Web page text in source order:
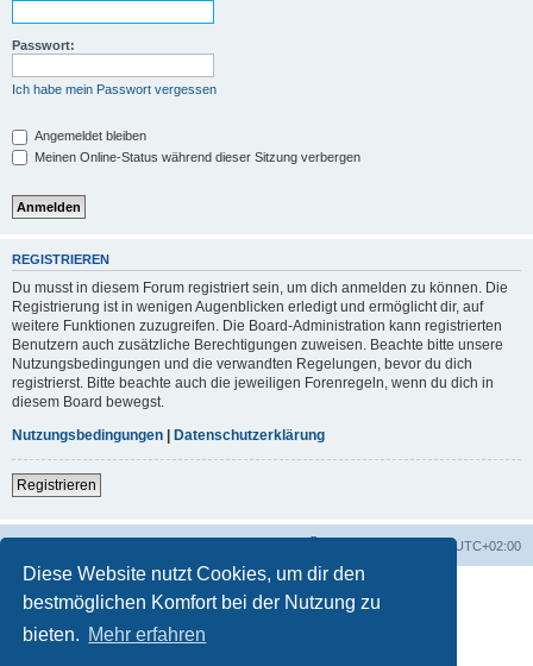
Diese Website nutzt Cookies, um dir den
bestmöglichen Komfort bei der Nutzung zu
bieten. Mehr erfahren
Passwort:
Ich habe mein Passwort vergessen
Angemeldet bleiben
Meinen Online-Status während dieser Sitzung verbergen
REGISTRIEREN
Du musst in diesem Forum registriert sein, um dich anmelden zu können. Die
Registrierung ist in wenigen Augenblicken erledigt und ermöglicht dir, auf
weitere Funktionen zuzugreifen. Die Board-Administration kann registrierten
Benutzern auch zusätzliche Berechtigungen zuweisen. Beachte bitte unsere
Nutzungsbedingungen und die verwandten Regelungen, bevor du dich
registrierst. Bitte beachte auch die jeweiligen Forenregeln, wenn du dich in
diesem Board bewegst.
Nutzungsbedingungen | Datenschutzerklärung
Registrieren
UTC+02:00